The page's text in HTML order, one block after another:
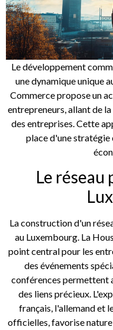
Le développement
une dynamique unique
Commerce propose un
entrepreneurs, allant de
des entreprises. Cette
place d'une stratégie
Le réseau
La construction d'un
au Luxembourg. La
point central pour les
des événements
conférences permettent
des liens précieux.
français, l'allemand et
officielles, favorise